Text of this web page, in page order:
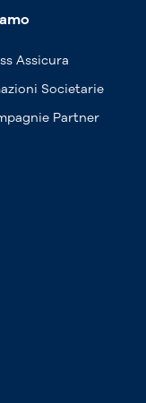
Assicura
Societarie
Partner